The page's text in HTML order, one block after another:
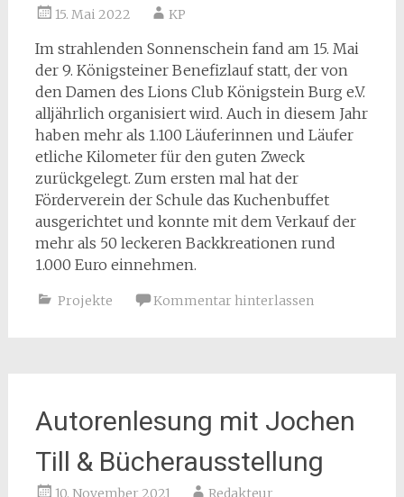
15. Mai 2022 KP
Im strahlenden Sonnenschein fand am 15. Mai
der 9. Königsteiner Benefizlauf statt, der von
den Damen des Lions Club Königstein Burg e.V.
alljährlich organisiert wird. Auch in diesem Jahr
haben mehr als 1.100 Läuferinnen und Läufer
etliche Kilometer für den guten Zweck
zurückgelegt. Zum ersten mal hat der
Förderverein der Schule das Kuchenbuffet
ausgerichtet und konnte mit dem Verkauf der
mehr als 50 leckeren Backkreationen rund
1.000 Euro einnehmen.
Projekte Kommentar hinterlassen
Autorenlesung mit Jochen
Till & Bücherausstellung